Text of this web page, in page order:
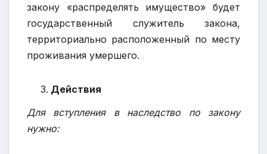
закону «распределять имущество» будет
государственный служитель закона,
территориально расположенный по месту
проживания умершего.
Действия
Для вступления в наследство по закону
нужно: